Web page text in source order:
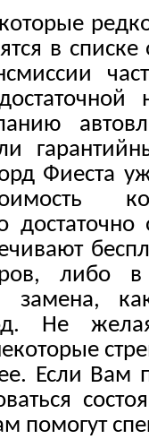
в
Фиеста
либо в
замена,
Не
Если Вам
помогут